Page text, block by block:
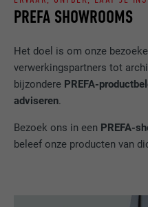
van 10.00 – 18.00 uur
MEER INFORMATIE !
PREFA SHOWROOMS
Het doel is om onze
verwerkingspartners tot
bijzondere PREFA-
adviseren.
Bezoek ons in een PREFA-
beleef onze producten van